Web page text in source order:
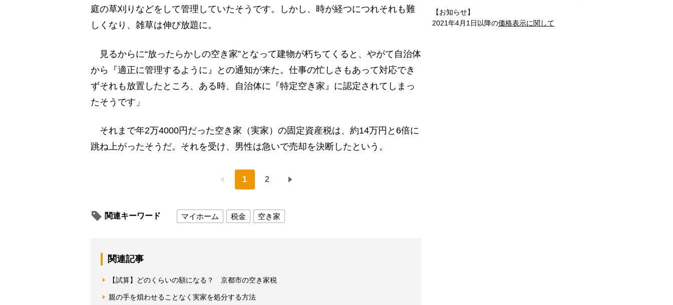
庭の草刈りなどをして管理していたそうです。しかし、時が経つにつれそれも難
しくなり、雑草は伸び放題に。
見るからに“放ったらかしの空き家”となって建物が朽ちてくると、やがて自治体
から『適正に管理するように』との通知が来た。仕事の忙しさもあって対応でき
ずそれも放置したところ、ある時、自治体に『特定空き家』に認定されてしまっ
たそうです」
それまで年2万4000円だった空き家（実家）の固定資産税は、約14万円と6倍に
跳ね上がったそうだ。それを受け、男性は急いで売却を決断したという。
1 2
関連キーワード マイホーム 税金 空き家
関連記事
【試算】どのくらいの額になる？ 京都市の空き家税
親の手を煩わせることなく実家を処分する方法
【お知らせ】
2021年4月1日以降の価格表示に関して